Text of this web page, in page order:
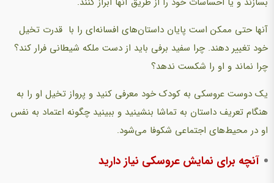
آنها حتی ممکن است پایان داستان‌های افسانه‌ای را با قدرت تخیل
خود تغییر دهند. چرا سفید برفی باید از دست ملکه شیطانی فرار کند؟
چرا نماند و او را شکست ندهد؟
یک دوست عروسکی به کودک خود معرفی کنید و پرواز تخیل او را به
هنگام تعریف داستان به تماشا بنشینید و ببینید چگونه اعتماد به نفس
او در محیط‌های اجتماعی شکوفا می‌شود.
آنچه برای نمايش عروسکی نیاز دارید